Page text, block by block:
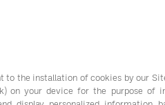
und digitalen
neuen Erwartungen
to the installation of cookies by our
on your device for the purpose of